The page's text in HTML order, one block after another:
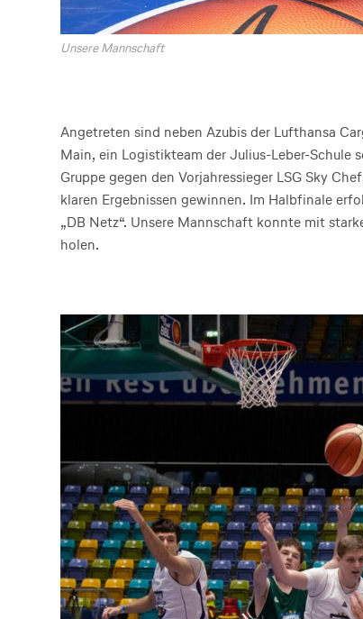
Unsere Mannschaft
Angetreten sind neben Azubis der Lufthansa
Main, ein Logistikteam der Julius-Leber-Schule
Gruppe gegen den Vorjahressieger LSG Sky
klaren Ergebnissen gewinnen. Im Halbfinale
„DB Netz“. Unsere Mannschaft konnte mit
holen.